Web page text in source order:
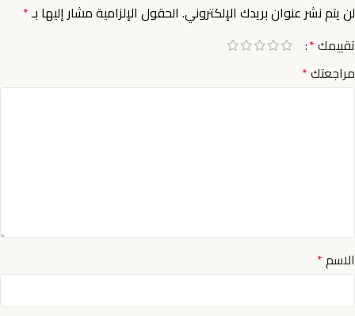
لن يتم نشر عنوان بريدك الإلكتروني. الحقول الإلزامية مشار إليها بـ*
تقييمك*
مراجعتك*
الاسم*